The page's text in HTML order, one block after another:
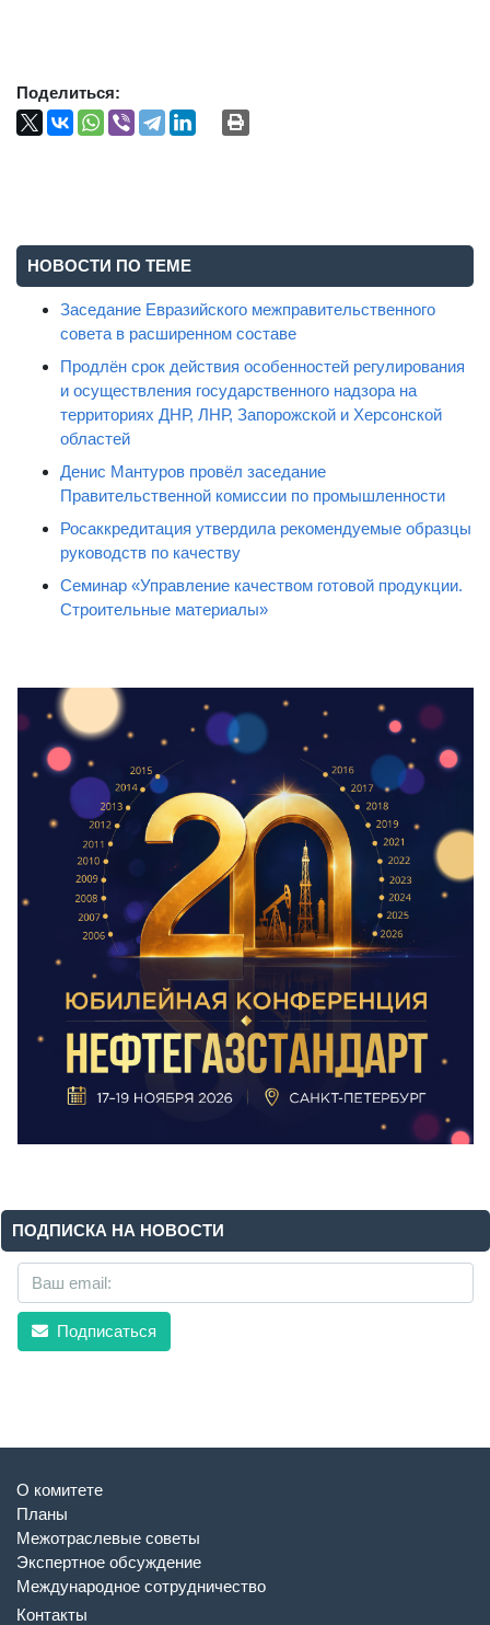
Поделиться:
НОВОСТИ ПО ТЕМЕ
Заседание Евразийского межправительственного
совета в расширенном составе
Продлён срок действия особенностей регулирования
и осуществления государственного надзора на
территориях ДНР, ЛНР, Запорожской и Херсонской
областей
Денис Мантуров провёл заседание
Правительственной комиссии по промышленности
Росаккредитация утвердила рекомендуемые образцы
руководств по качеству
Семинар «Управление качеством готовой продукции.
Строительные материалы»
ПОДПИСКА НА НОВОСТИ
Подписаться
О комитете
Планы
Межотраслевые советы
Экспертное обсуждение
Международное сотрудничество
Контакты